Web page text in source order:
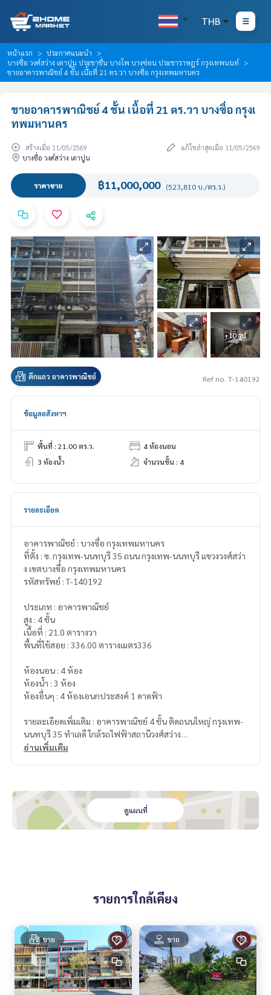
THB
หน้าแรก
ประกาศแนะนำ
บางซื่อ วงศ์สว่าง เตาปูน ประชาชื่น บางโพ บางซ่อน ประชาราษฎร์ กรุงเทพนนท์
ขายอาคารพาณิชย์ 4 ชั้น เนื้อที่ 21 ตร.วา บางซื่อ กรุงเทพมหานคร
ขายอาคารพาณิชย์ 4 ชั้น เนื้อที่ 21 ตร.วา บางซื่อ กรุงเ
ทพมหานคร
สร้างเมื่อ 11/05/2569
แก้ไขล่าสุดเมื่อ 11/05/2569
บางซื่อ วงศ์สว่าง เตาปูน
ราคาขาย ฿11,000,000 (523,810 บ./ตร.ว.)
+10 รูป
ตึกแถว อาคารพาณิชย์ Ref no. T-140192
ข้อมูลอสังหาฯ
พื้นที่ : 21.00 ตร.ว.
4 ห้องนอน
3 ห้องน้ำ
จำนวนชั้น : 4
รายละเอียด
อาคารพาณิชย์ : บางซื่อ กรุงเทพมหานคร
ที่ตั้ง : ซ. กรุงเทพ-นนทบุรี 35 ถนน กรุงเทพ-นนทบุรี แขวงวงศ์สว่า
ง เขตบางซื่อ กรุงเทพมหานคร
รหัสทรัพย์ : T-140192
ประเภท : อาคารพาณิชย์
สูง : 4 ชั้น
เนื้อที่ : 21.0 ตารางวา
พื้นที่ใช้สอย : 336.00 ตารางเมตร336
ห้องนอน : 4 ห้อง
ห้องน้ำ : 3 ห้อง
ห้องอื่นๆ : 4 ห้องเอนกประสงค์ 1 ดาดฟ้า
รายละเอียดเพิ่มเติม : อาคารพาณิชย์ 4 ชั้น ติดถนนใหญ่ กรุงเทพ-
นนทบุรี 35 ทำเลดี ใกล้รถไฟฟ้าสถานีวงศ์สว่าง
ขนาด 21 ตรว. .พื้นที่ใช้สอย 336 ตรม. พร้อมให้คุณมาเนรมิตรปรั
บโฉมอัพเกรดได้ไม่ยาก
ตั้งบนทำเลศักยภาพ เป็นการลงทุนที่คุ้มค่า กว่าอยู่คอนโด หรือทา
- พระราม6
- อยู่รหว่าง MRT วงศ์สว่าง และ MRT บางซ่อน
- Big C วงศ์สว่าง
- รัฐสภา
ราคา : 11,000,000 บาท
อ่านเพิ่มเติม
ดูแผนที่
รายการใกล้เคียง
ขาย ขาย